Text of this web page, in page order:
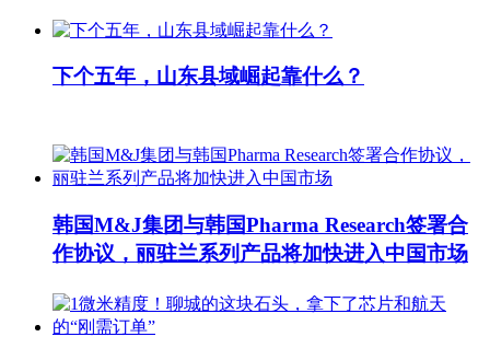
下个五年，山东县域崛起靠什么？
韩国M&J集团与韩国Pharma Research签署合
作协议，丽驻兰系列产品将加快进入中国市场